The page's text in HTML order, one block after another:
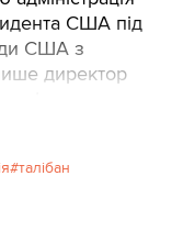
США під
США з
директор
талібан